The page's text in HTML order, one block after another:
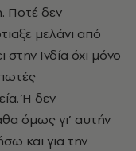
Ποτέ δεν
μελάνι από
Ινδία όχι μόνο
Ή δεν
όμως γι’ αυτήν
και για την